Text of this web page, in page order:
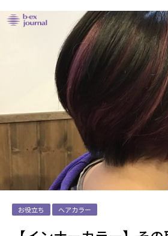
お役立ち ヘアカラー